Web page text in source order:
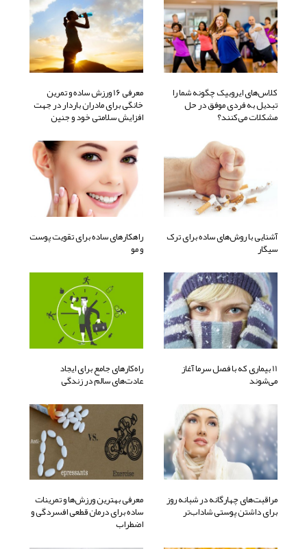
کلاس‌های ایروبیک چگونه شما را
تبدیل به فردی موفق در حل
مشکلات می‌کنند؟
معرفی 16 ورزش ساده و تمرین
خانگی برای مادران باردار در جهت
افزایش سلامتی خود و جنین
آشنایی با روش‌های ساده برای ترک
سیگار
راهکارهای ساده برای تقویت پوست
و مو
11 بیماری که با فصل سرما آغاز
می‌شوند
راه‌کارهای جامع برای ایجاد
عادت‌های سالم در زندگی
مراقبت‌های چهارگانه در شبانه روز
برای داشتن پوستی شاداب‌تر
معرفی بهترین ورزش‌ها و تمرینات
ساده برای درمان قطعی افسردگی و
اضطراب